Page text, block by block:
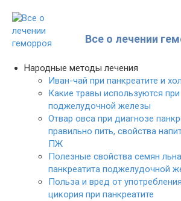
контенту
Все о лечении
Народные методы лечения
Иван-чай при панкреатите и
Какие травы используются
поджелудочной железы
Отвар овса при диагнозе
правильно пить, свойства
ПЖ
Полезные свойства семян
панкреатита поджелудочной
Польза и вред от
цикория при панкреатите